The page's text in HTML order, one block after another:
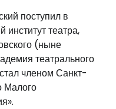
поступил в
институт театра,
(ныне
театрального
членом Санкт-
Малого